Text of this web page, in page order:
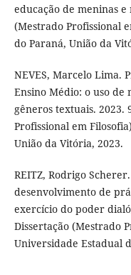
educação de meninas
(Mestrado Profissional
do Paraná, União da
NEVES, Marcelo Lima.
Ensino Médio: o uso de
gêneros textuais. 2023.
Profissional em
União da Vitória, 2023.
REITZ, Rodrigo
desenvolvimento de
exercício do poder
Dissertação (Mestrado
Universidade Estadual